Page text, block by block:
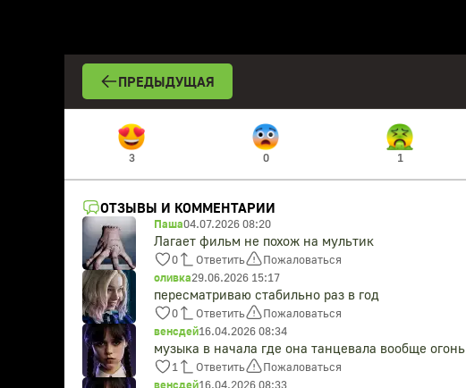
ПРЕДЫДУЩАЯ
3 0 1
ОТЗЫВЫ И КОММЕНТАРИИ
Паша04.07.2026 08:20
Лагает фильм не похож на мультик
0 Ответить
Пожаловаться
оливка29.06.2026 15:17
пересматриваю стабильно раз в год
0 Ответить
Пожаловаться
венсдей16.04.2026 08:34
музыка в начала где она танцевала вообще огонь
1 Ответить
Пожаловаться
венсдей16.04.2026 08:33